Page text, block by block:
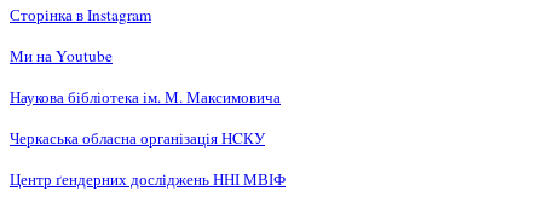
Сторінка в Instagram
Ми на Youtube
Наукова бібліотека ім. М. Максимовича
Черкаська обласна організація НCКУ
Центр ґендерних досліджень ННІ МВІФ